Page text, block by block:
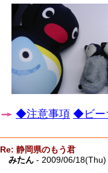
◆注意事項 ◆ビー
Re: 静岡県のもう君
みたん - 2009/06/